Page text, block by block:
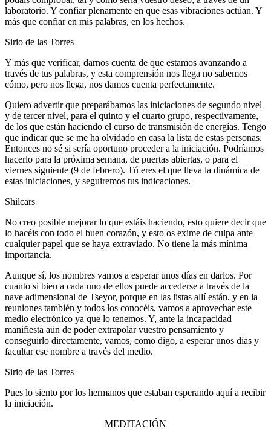
laboratorio. Y confiar plenamente en que esas vibraciones actúan. Y
más que confiar en mis palabras, en los hechos.
Sirio de las Torres
Y más que verificar, darnos cuenta de que estamos avanzando a
través de tus palabras, y esta comprensión nos llega no sabemos
cómo, pero nos llega, nos damos cuenta perfectamente.
Quiero advertir que preparábamos las iniciaciones de segundo nivel
y de tercer nivel, para el quinto y el cuarto grupo, respectivamente,
de los que están haciendo el curso de transmisión de energías. Tengo
que indicar que se me ha olvidado en casa la lista de estas personas.
Entonces no sé si sería oportuno proceder a la iniciación. Podríamos
hacerlo para la próxima semana, de puertas abiertas, o para el
viernes siguiente (9 de febrero). Tú eres el que lleva la dinámica de
estas iniciaciones, y seguiremos tus indicaciones.
Shilcars
No creo posible mejorar lo que estáis haciendo, esto quiere decir que
lo hacéis con todo el buen corazón, y esto os exime de culpa ante
cualquier papel que se haya extraviado. No tiene la más mínima
importancia.
Aunque sí, los nombres vamos a esperar unos días en darlos. Por
cuanto si bien a cada uno de ellos puede accederse a través de la
nave adimensional de Tseyor, porque en las listas allí están, y en la
reuniones también y todos los conocéis, vamos a aprovechar este
medio electrónico ya que lo tenemos. Y, ante la incapacidad
manifiesta aún de poder extrapolar vuestro pensamiento y
conseguirlo directamente, vamos, como digo, a esperar unos días y
facultar ese nombre a través del medio.
Sirio de las Torres
Pues lo siento por los hermanos que estaban esperando aquí a recibir
la iniciación.
MEDITACIÓN